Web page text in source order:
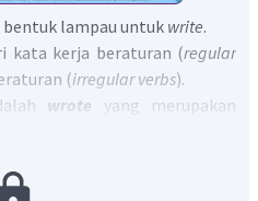
bentuk lampau untuk write.
kata kerja beraturan (regular
(irregular verbs).
wrote yang merupakan